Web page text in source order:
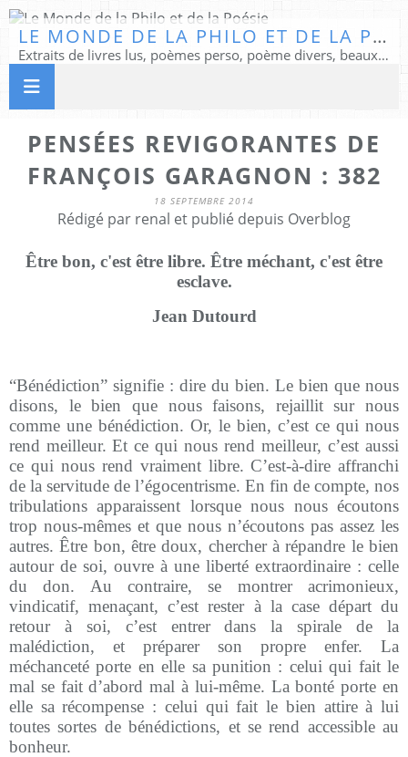
LE MONDE DE LA PHILO ET DE LA POÉSIE
Extraits de livres lus, poèmes perso, poème divers, beaux textes...
PENSÉES REVIGORANTES DE
FRANÇOIS GARAGNON : 382
18 SEPTEMBRE 2014
Rédigé par renal et publié depuis Overblog
Être bon, c'est être libre. Être méchant, c'est être
esclave.
Jean Dutourd
“Bénédiction” signifie : dire du bien. Le bien que nous
disons, le bien que nous faisons, rejaillit sur nous
comme une bénédiction. Or, le bien, c’est ce qui nous
rend meilleur. Et ce qui nous rend meilleur, c’est aussi
ce qui nous rend vraiment libre. C’est-à-dire affranchi
de la servitude de l’égocentrisme. En fin de compte, nos
tribulations apparaissent lorsque nous nous écoutons
trop nous-mêmes et que nous n’écoutons pas assez les
autres. Être bon, être doux, chercher à répandre le bien
autour de soi, ouvre à une liberté extraordinaire : celle
du don. Au contraire, se montrer acrimonieux,
vindicatif, menaçant, c’est rester à la case départ du
retour à soi, c’est entrer dans la spirale de la
malédiction, et préparer son propre enfer. La
méchanceté porte en elle sa punition : celui qui fait le
mal se fait d’abord mal à lui-même. La bonté porte en
elle sa récompense : celui qui fait le bien attire à lui
toutes sortes de bénédictions, et se rend accessible au
bonheur.